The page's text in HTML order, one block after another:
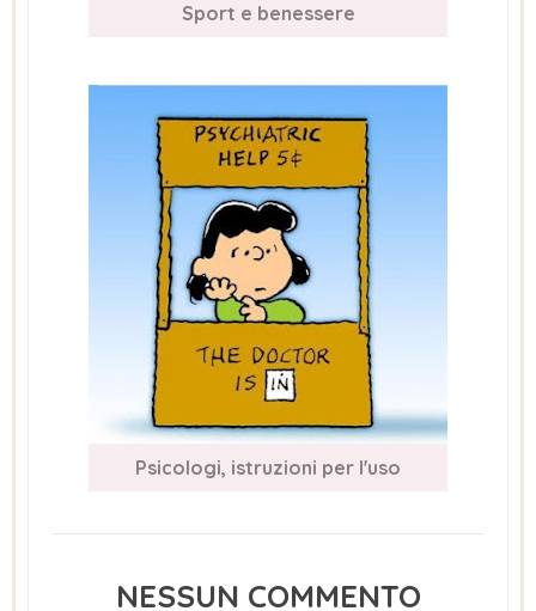
Sport e benessere
Psicologi, istruzioni per l'uso
NESSUN COMMENTO